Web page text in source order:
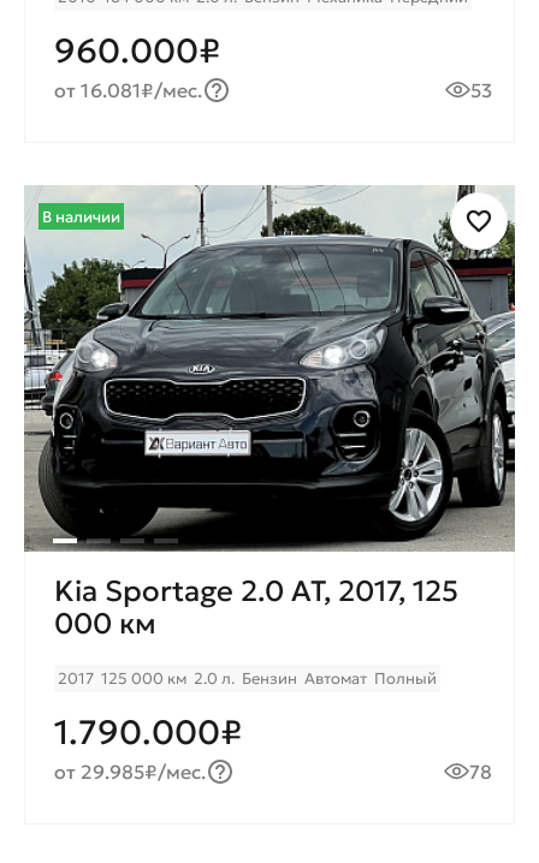
960.000₽
от 16.081₽/мес. 53
В наличии
Kia Sportage 2.0 AT, 2017, 125
000 км
2017 125 000 км 2.0 л. Бензин Автомат Полный
1.790.000₽
от 29.985₽/мес. 78